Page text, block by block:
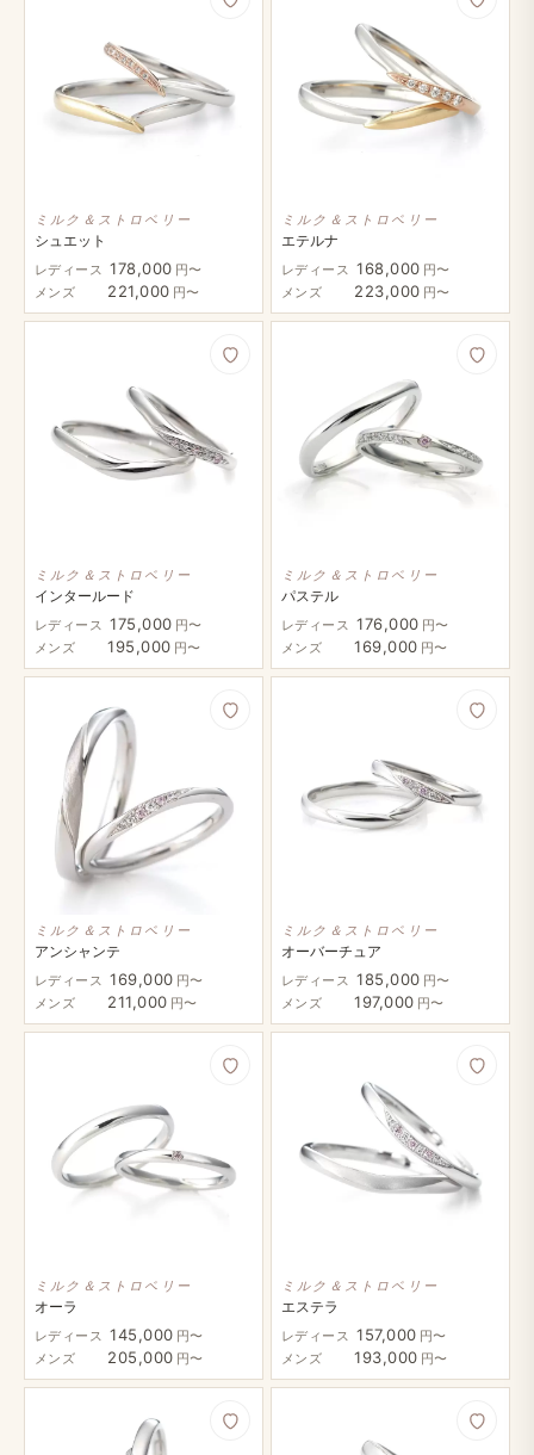
ミルク＆ストロベリー
シュエット
レディース 178,000 円〜
メンズ
221,000 円〜
ミルク＆ストロベリー
エテルナ
レディース 168,000 円〜
メンズ
223,000 円〜
ミルク＆ストロベリー
インタールード
レディース 175,000 円〜
メンズ
195,000 円〜
ミルク＆ストロベリー
パステル
レディース 176,000 円〜
メンズ
169,000 円〜
ミルク＆ストロベリー
アンシャンテ
レディース 169,000 円〜
メンズ
211,000 円〜
ミルク＆ストロベリー
オーバーチュア
レディース 185,000 円〜
メンズ
197,000 円〜
ミルク＆ストロベリー
オーラ
レディース 145,000 円〜
メンズ
205,000 円〜
ミルク＆ストロベリー
エステラ
レディース 157,000 円〜
メンズ
193,000 円〜